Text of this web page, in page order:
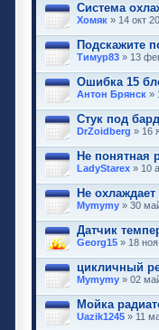
Система
Хомяк » 14 окт
Подскажите
Тимур83 » 13
Ошибка 15
Антон Брянск »
Стук под
DrZoidberg » 16
Не понятная
LadyStarex » 10
Не
Mymymy » 30
Датчик
Georg15 » 18
цикличный
Mymymy » 02
Мойка
Uazik1245 » 11